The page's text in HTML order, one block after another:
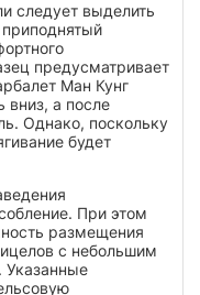
следует выделить
предусматривает
Ман Кунг
вниз, а после
Однако, поскольку
будет
При этом
размещения
с небольшим